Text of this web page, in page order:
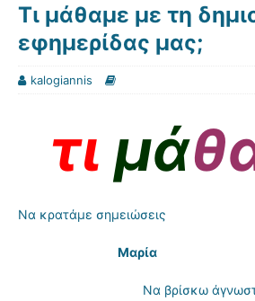
Τι μάθαμε με τη
εφημερίδας μας;
kalogiannis
τι μά
Να κρατάμε σημειώσεις
Μαρία
Να βρίσκω